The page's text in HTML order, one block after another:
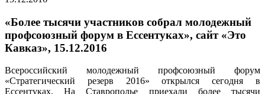
«Более тысячи участников собрал молодежный
профсоюзный форум в Ессентуках», сайт «Это
Кавказ», 15.12.2016
Всероссийский молодежный профсоюзный форум
«Стратегический резерв 2016» открылся сегодня в
Ессентуках. На Ставрополье приехали более тысячи